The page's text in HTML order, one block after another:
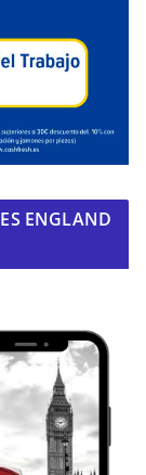
ENGLAND